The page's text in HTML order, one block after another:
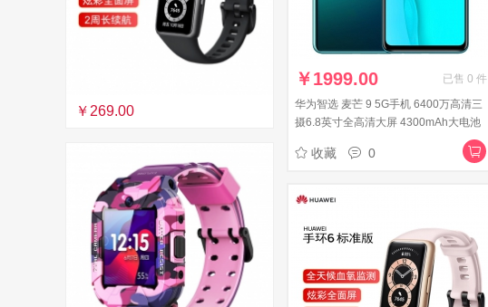
￥269.00
￥1999.00 已售 0 件
华为智选 麦芒 9 5G手机 6400万高清三
摄6.8英寸全高清大屏 4300mAh大电池
6GB+128GB绮境森林5G双模六频全网
通 收藏 0